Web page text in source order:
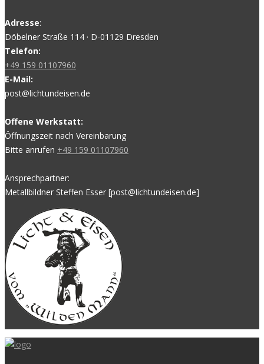
Adresse:
Döbelner Straße 114 · D-01129 Dresden
Telefon:
+49 159 01107960
E-Mail:
post@lichtundeisen.de
Offene Werkstatt:
Öffnungszeit nach Vereinbarung
Bitte anrufen +49 159 01107960
Ansprechpartner:
Metallbildner Steffen Esser [post@lichtundeisen.de]